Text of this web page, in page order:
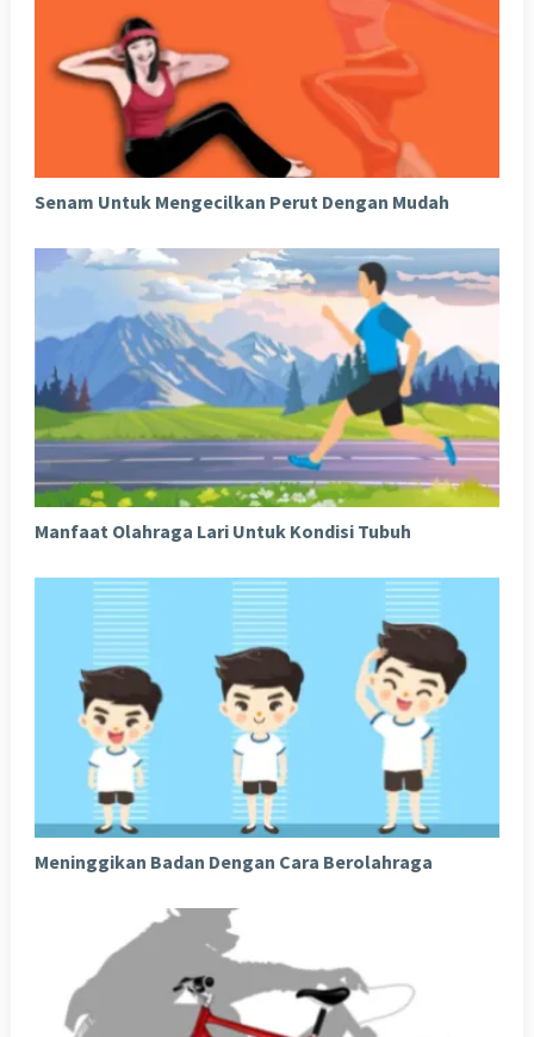
Senam Untuk Mengecilkan Perut Dengan Mudah
Manfaat Olahraga Lari Untuk Kondisi Tubuh
Meninggikan Badan Dengan Cara Berolahraga